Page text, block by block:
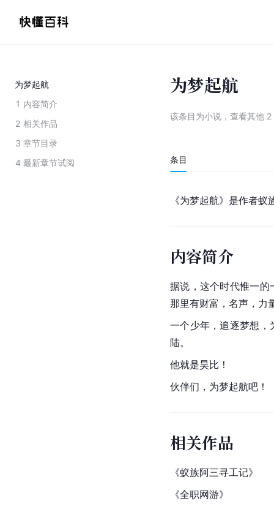
为梦起航
1 内容简介
2 相关作品
3 章节目录
4 最新章节试阅
为梦起航
该条目为小说 ， 查看其他 2
条目
《为梦起航》是作者
内容简介
据说，这个时代惟一的
那里有财富，名声，
一个少年，追逐梦想，
陆。
他就是昊比！
伙伴们，为梦起航吧！
相关作品
《蚁族阿三寻工记》
《全职网游》